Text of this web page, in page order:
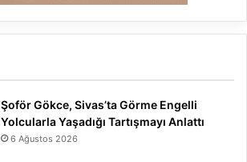
Şoför Gökce, Sivas’ta Görme Engelli
Yolcularla Yaşadığı Tartışmayı Anlattı
6 Ağustos 2026